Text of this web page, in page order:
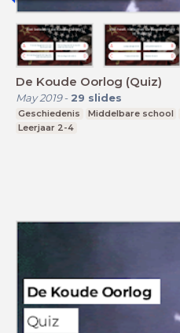
De Koude Oorlog (Quiz)
May 2019- 29 slides
Geschiedenis Middelbare school
Leerjaar 2-4